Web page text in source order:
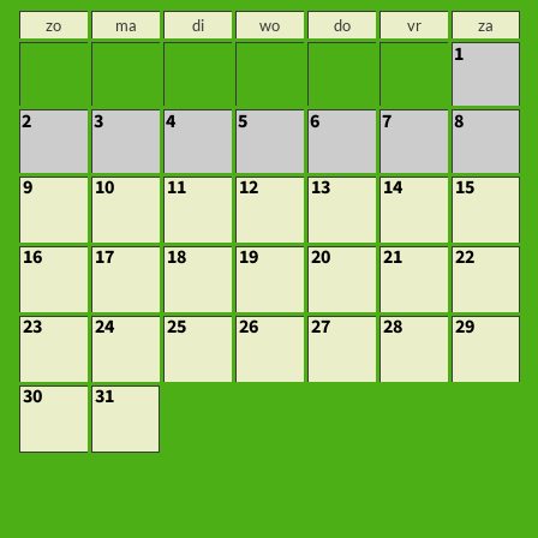
zo ma di wo do vr za
1
2 3 4 5 6 7 8
9 10 11 12 13 14 15
16 17 18 19 20 21 22
23 24 25 26 27 28 29
30 31